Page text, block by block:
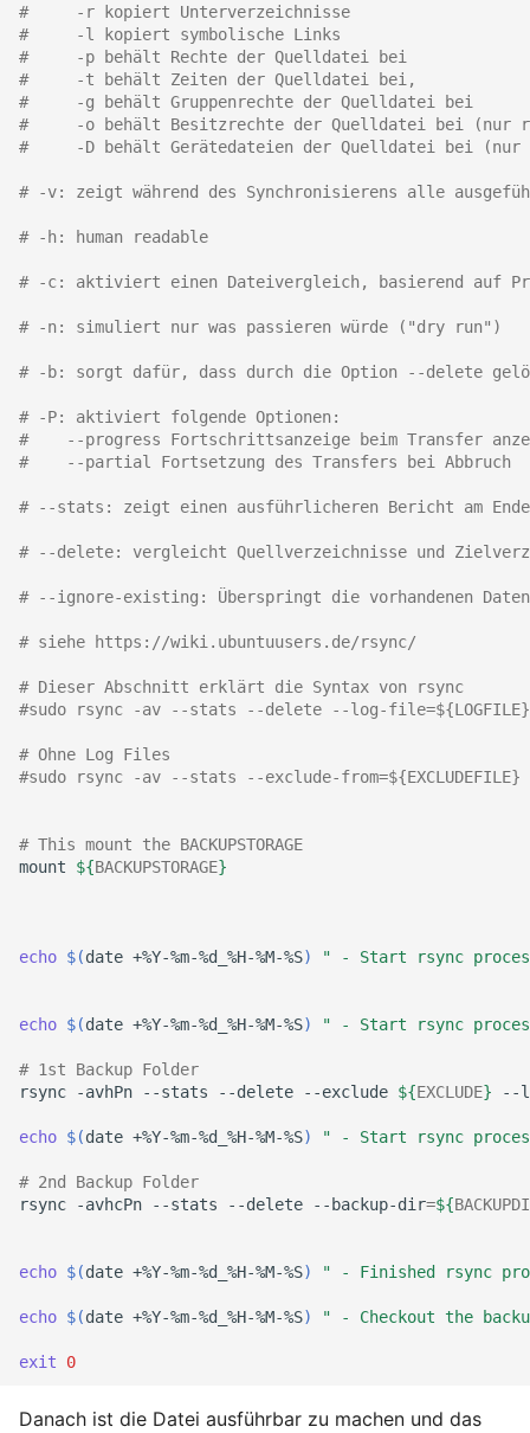
Oktober 2016
September 2014
Oktober 2013
September 2013
Juli 2013
Mai 2013
April 2013
Dezember 2012
November 2012
Oktober 2012
Juli 2012
April 2012
November 2010
Oktober 2010
September 2010
#     -r kopiert Unterverzeichnisse
#     -l kopiert symbolische Links
#     -p behält Rechte der Quelldatei bei
#     -t behält Zeiten der Quelldatei bei,
#     -g behält Gruppenrechte der Quelldatei bei
#     -o behält Besitzrechte der Quelldatei bei (nur
#     -D behält Gerätedateien der Quelldatei bei (nur
# -v: zeigt während des Synchronisierens alle
# -h: human readable
# -c: aktiviert einen Dateivergleich, basierend auf
# -n: simuliert nur was passieren würde ("dry run")
# -b: sorgt dafür, dass durch die Option --delete
# -P: aktiviert folgende Optionen:
#    --progress Fortschrittsanzeige beim Transfer
#    --partial Fortsetzung des Transfers bei Abbruch
# --stats: zeigt einen ausführlicheren Bericht am
# --delete: vergleicht Quellverzeichnisse und
# --ignore-existing: Überspringt die vorhandenen
# siehe https://wiki.ubuntuusers.de/rsync/
# Dieser Abschnitt erklärt die Syntax von rsync
#sudo rsync -av --stats --delete --log-file=${LOGFILE} --
# Ohne Log Files
#sudo rsync -av --stats --exclude-from=${EXCLUDEFILE}
# This mount the BACKUPSTORAGE
mount
${BACKUPSTORAGE}
echo $(date +%Y-%m-%d_%H-%M-%S) " - Start rsync
echo $(date +%Y-%m-%d_%H-%M-%S) " - Start rsync
# 1st Backup Folder
rsync
-avhPn --stats --delete --exclude ${EXCLUDE} --
echo $(date +%Y-%m-%d_%H-%M-%S) " - Start rsync
# 2nd Backup Folder
rsync
-avhcPn --stats --delete --backup-dir=${
echo $(date +%Y-%m-%d_%H-%M-%S) " - Finished rsync
echo $(date +%Y-%m-%d_%H-%M-%S) " - Checkout the
exit 0
Danach ist die Datei ausführbar zu machen und das